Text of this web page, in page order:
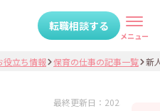
転職相談する
メニュー
役立ち情報 保育の仕事の記事一覧 新
最終更新日： 2025.08.28